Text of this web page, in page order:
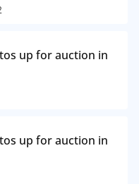
up for auction in
up for auction in